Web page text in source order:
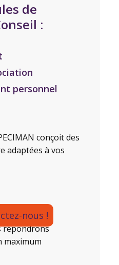
de
:
personnel
conçoit des
adaptées à vos
nous !
répondrons
maximum